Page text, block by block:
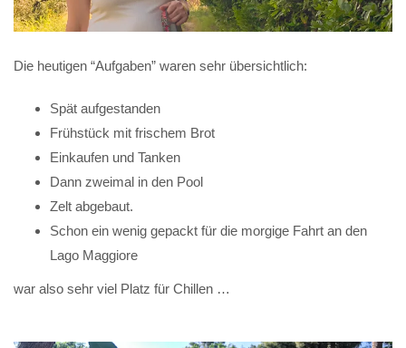
Die heutigen “Aufgaben” waren sehr übersichtlich:
Spät aufgestanden
Frühstück mit frischem Brot
Einkaufen und Tanken
Dann zweimal in den Pool
Zelt abgebaut.
Schon ein wenig gepackt für die morgige Fahrt an den
Lago Maggiore
war also sehr viel Platz für Chillen …